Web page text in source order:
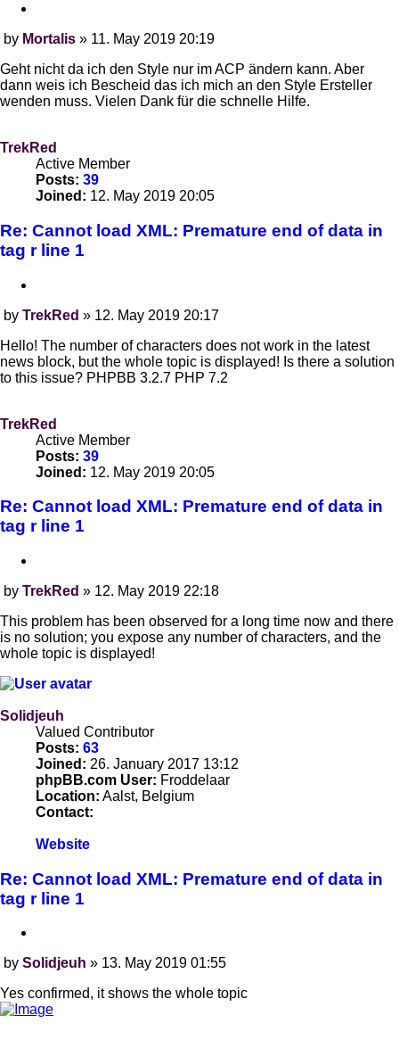
Post
by Mortalis » 11. May 2019 20:19
Geht nicht da ich den Style nur im ACP ändern kann. Aber
dann weis ich Bescheid das ich mich an den Style Ersteller
wenden muss. Vielen Dank für die schnelle Hilfe.
TrekRed
Active Member
Posts: 39
Joined: 12. May 2019 20:05
Re: Cannot load XML: Premature end of data in
tag r line 1
Post
by TrekRed » 12. May 2019 20:17
Hello! The number of characters does not work in the latest
news block, but the whole topic is displayed! Is there a solution
to this issue? PHPBB 3.2.7 PHP 7.2
TrekRed
Active Member
Posts: 39
Joined: 12. May 2019 20:05
Re: Cannot load XML: Premature end of data in
tag r line 1
Post
by TrekRed » 12. May 2019 22:18
This problem has been observed for a long time now and there
is no solution; you expose any number of characters, and the
whole topic is displayed!
Solidjeuh
Valued Contributor
Posts: 63
Joined: 26. January 2017 13:12
phpBB.com User: Froddelaar
Location: Aalst, Belgium
Contact:
Contact
Website
Re: Cannot load XML: Premature end of data in
tag r line 1
Post
by Solidjeuh » 13. May 2019 01:55
Yes confirmed, it shows the whole topic